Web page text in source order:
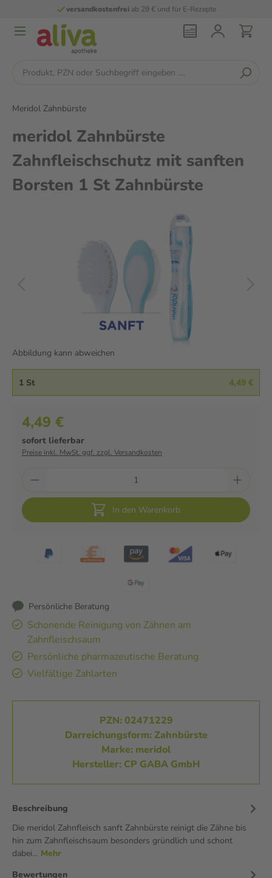
versandkostenfreiab 29 € und für E-Rezepte
Meridol Zahnbürste
meridol Zahnbürste
Zahnfleischschutz mit sanften
Borsten 1 St Zahnbürste
Abbildung kann abweichen
1 St 4,49 €
4,49 €
sofort lieferbar
Preise inkl. MwSt. ggf. zzgl. Versandkosten
In den Warenkorb
Persönliche Beratung
Schonende Reinigung von Zähnen am
Zahnfleischsaum
Persönliche pharmazeutische Beratung
Vielfältige Zahlarten
PZN: 02471229
Darreichungsform: Zahnbürste
Marke: meridol
Hersteller: CP GABA GmbH
Beschreibung
Die meridol Zahnfleisch sanft Zahnbürste reinigt die Zähne bis
hin zum Zahnfleischsaum besonders gründlich und schont
dabei… Mehr
Bewertungen